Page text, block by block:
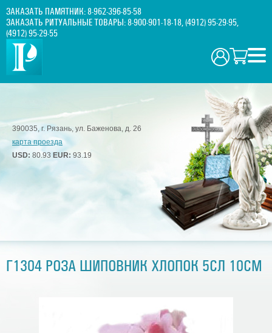
ЗАКАЗАТЬ ПАМЯТНИК:8-962-396-85-58
ЗАКАЗАТЬ РИТУАЛЬНЫЕ ТОВАРЫ:8-900-901-18-18,(4912) 95-29-95,
(4912) 95-29-55
390035, г. Рязань, ул. Баженова, д. 26
карта проезда
USD: 80.93 EUR: 93.19
Г1304 РОЗА ШИПОВНИК ХЛОПОК 5СЛ 10СМ